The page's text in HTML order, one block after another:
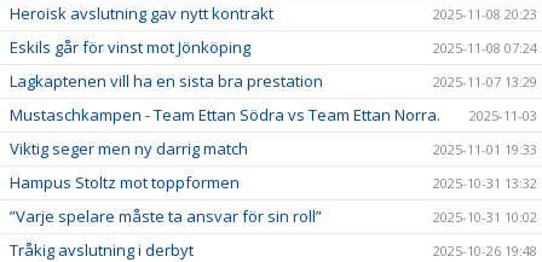
Heroisk avslutning gav nytt kontrakt 2025-11-08 20:23
Eskils går för vinst mot Jönköping 2025-11-08 07:24
Lagkaptenen vill ha en sista bra prestation 2025-11-07 13:29
Mustaschkampen - Team Ettan Södra vs Team Ettan Norra. 2025-11-03
Viktig seger men ny darrig match 2025-11-01 19:33
Hampus Stoltz mot toppformen 2025-10-31 13:32
”Varje spelare måste ta ansvar för sin roll” 2025-10-31 10:02
Tråkig avslutning i derbyt 2025-10-26 19:48